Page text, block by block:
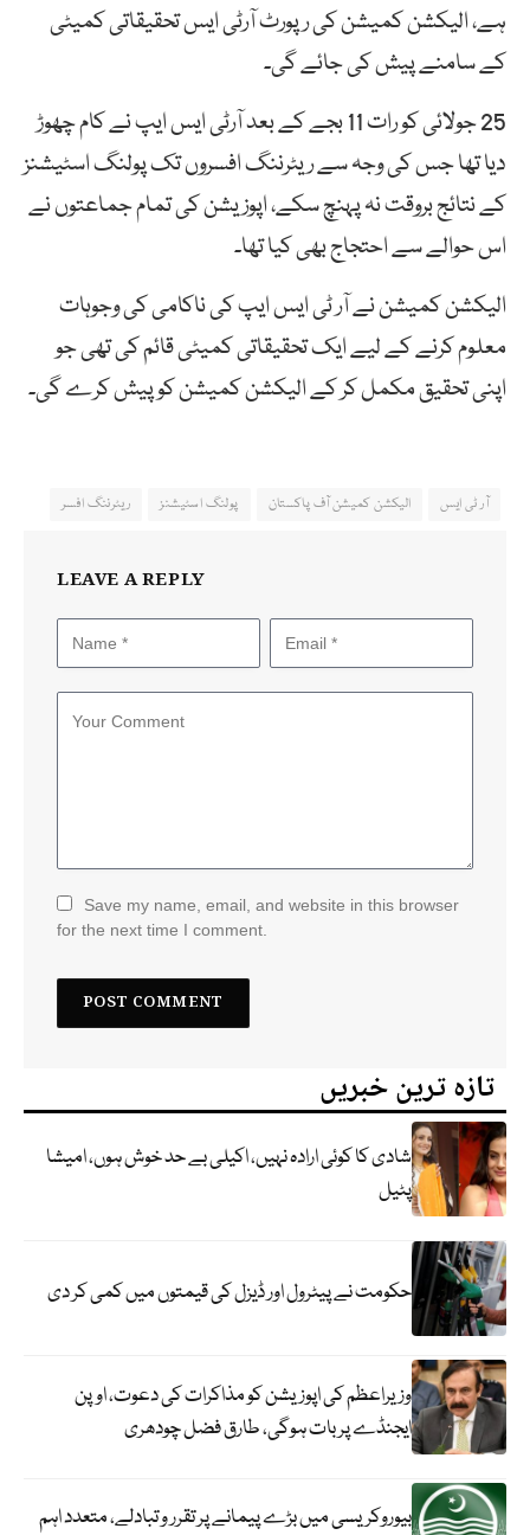
ہے، الیکشن کمیشن کی رپورٹ آرٹی ایس تحقیقاتی کمیٹی
کے سامنے پیش کی جائے گی۔
25 جولائی کو رات 11 بجے کے بعد آرٹی ایس ایپ نے کام چھوڑ
دیا تھا جس کی وجہ سے ریٹرننگ افسروں تک پولنگ اسٹیشنز
کے نتائج بروقت نہ پہنچ سکے، اپوزیشن کی تمام جماعتوں نے
اس حوالے سے احتجاج بھی کیا تھا۔
الیکشن کمیشن نے آر ٹی ایس ایپ کی ناکامی کی وجوہات
معلوم کرنے کے لیے ایک تحقیقاتی کمیٹی قائم کی تھی جو
اپنی تحقیق مکمل کر کے الیکشن کمیشن کو پیش کرے گی۔
آر ٹی ایس الیکشن کمیشن آف پاکستان پولنگ اسٹیشنز ریٹرننگ افسر
LEAVE A REPLY
Save my name, email, and website in this browser
for the next time I comment.
تازہ ترین خبریں
شادی کا کوئی ارادہ نہیں، اکیلی بے حد خوش ہوں، امیشا
پٹیل
حکومت نے پیٹرول اور ڈیزل کی قیمتوں میں کمی کر دی
وزیراعظم کی اپوزیشن کو مذاکرات کی دعوت، اوپن
ایجنڈے پر بات ہوگی، طارق فضل چودھری
بیوروکریسی میں بڑے پیمانے پر تقرر و تبادلے، متعدد اہم